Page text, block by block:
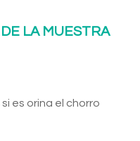
LA MUESTRA
es orina el chorro